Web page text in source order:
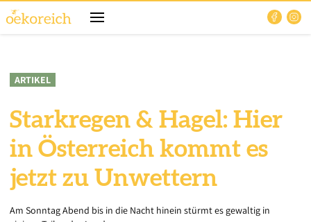
ARTIKEL
Starkregen & Hagel: Hier
in Österreich kommt es
jetzt zu Unwettern
Am Sonntag Abend bis in die Nacht hinein stürmt es gewaltig in